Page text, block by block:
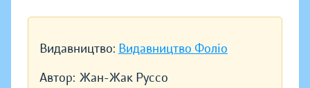
Видавництво: Видавництво Фоліо
Автор: Жан-Жак Руссо